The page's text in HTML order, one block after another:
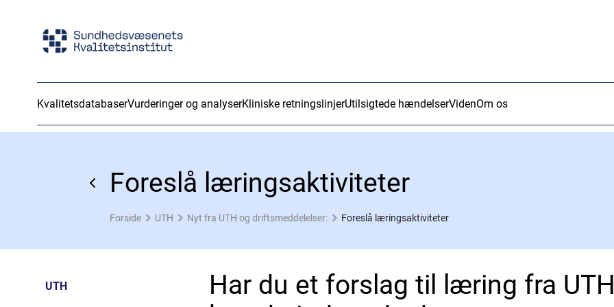
KvalitetsdatabaserVurderinger og analyserKliniske retningslinjerUtilsigtede hændelserVidenOm os
Foreslå læringsaktiviteter
Forside UTH Nyt fra UTH og driftsmeddelelser: Foreslå læringsaktiviteter
UTH
Har du et forslag til læring fra